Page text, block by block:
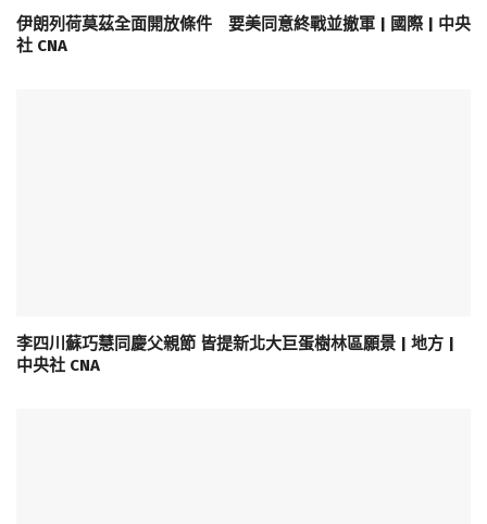
伊朗列荷莫茲全面開放條件 要美同意終戰並撤軍 | 國際 | 中央
社 CNA
李四川蘇巧慧同慶父親節 皆提新北大巨蛋樹林區願景 | 地方 |
中央社 CNA